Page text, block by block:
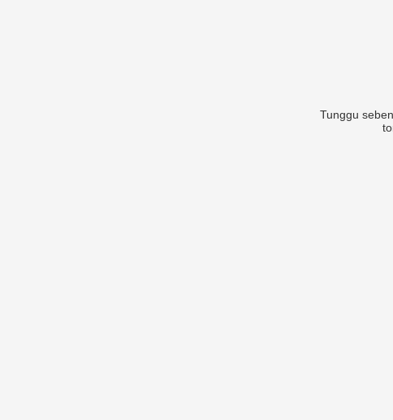
Tunggu